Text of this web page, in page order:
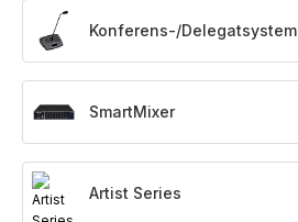
Konferens-/Delegatsystem
SmartMixer
Artist Series